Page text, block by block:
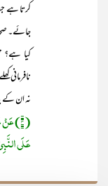
کرتا ہے
جائے۔
کیا ہے؟
نافرمانی
نہ ان
(۴)
عَلَی